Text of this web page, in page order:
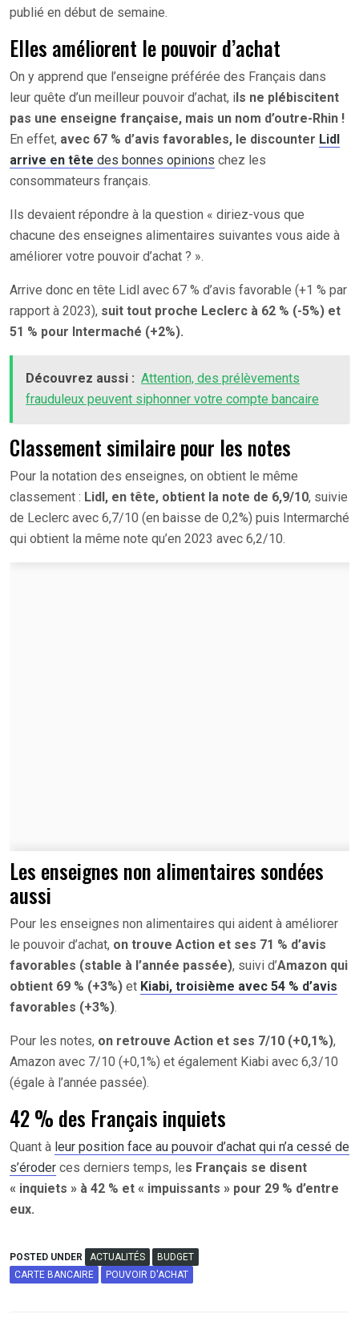
publié en début de semaine.
Elles améliorent le pouvoir d’achat
On y apprend que l’enseigne préférée des Français dans
leur quête d’un meilleur pouvoir d’achat, ils ne plébiscitent
pas une enseigne française, mais un nom d’outre-Rhin !
En effet, avec 67 % d’avis favorables, le discounter Lidl
arrive en tête des bonnes opinions chez les
consommateurs français.
Ils devaient répondre à la question « diriez-vous que
chacune des enseignes alimentaires suivantes vous aide à
améliorer votre pouvoir d’achat ? ».
Arrive donc en tête Lidl avec 67 % d’avis favorable (+1 % par
rapport à 2023), suit tout proche Leclerc à 62 % (-5%) et
51 % pour Intermaché (+2%).
Découvrez aussi : Attention, des prélèvements
frauduleux peuvent siphonner votre compte bancaire
Classement similaire pour les notes
Pour la notation des enseignes, on obtient le même
classement : Lidl, en tête, obtient la note de 6,9/10, suivie
de Leclerc avec 6,7/10 (en baisse de 0,2%) puis Intermarché
qui obtient la même note qu’en 2023 avec 6,2/10.
Les enseignes non alimentaires sondées
aussi
Pour les enseignes non alimentaires qui aident à améliorer
le pouvoir d’achat, on trouve Action et ses 71 % d’avis
favorables (stable à l’année passée), suivi d’Amazon qui
obtient 69 % (+3%) et Kiabi, troisième avec 54 % d’avis
favorables (+3%).
Pour les notes, on retrouve Action et ses 7/10 (+0,1%),
Amazon avec 7/10 (+0,1%) et également Kiabi avec 6,3/10
(égale à l’année passée).
42 % des Français inquiets
Quant à leur position face au pouvoir d’achat qui n’a cessé de
s’éroder ces derniers temps, les Français se disent
« inquiets » à 42 % et « impuissants » pour 29 % d’entre
eux.
POSTED UNDER ACTUALITÉS
BUDGET
CARTE BANCAIRE
POUVOIR D'ACHAT